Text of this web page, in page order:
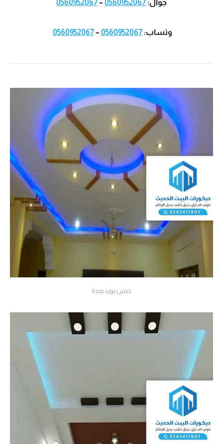
جوال: 0560952067
–
0560952067
وتساب:0560952067
–
0560952067
جبس بورد بجدة